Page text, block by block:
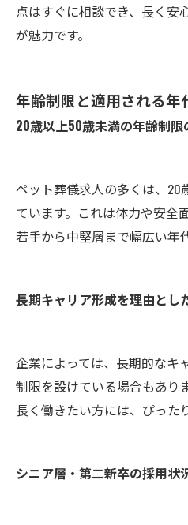
点はすぐに相談でき、長く安
が魅力です。
年齢制限と適用される年
20歳以上50歳未満の年齢制限
ペット葬儀求人の多くは、20
ています。これは体力や安全
若手から中堅層まで幅広い年
長期キャリア形成を理由とし
企業によっては、長期的なキ
制限を設けている場合もあり
長く働きたい方には、ぴった
シニア層・第二新卒の採用状